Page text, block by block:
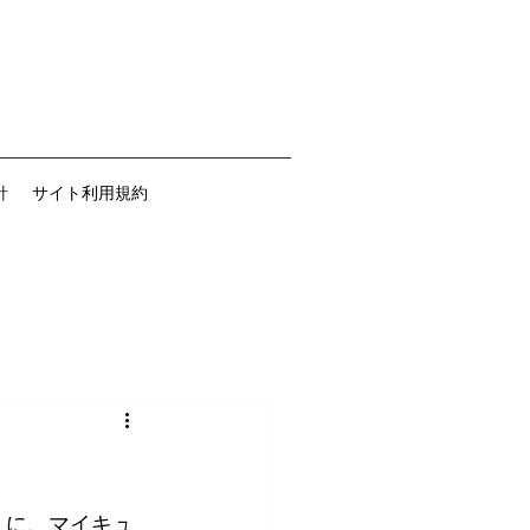
サイト利用規約
、マイキュ